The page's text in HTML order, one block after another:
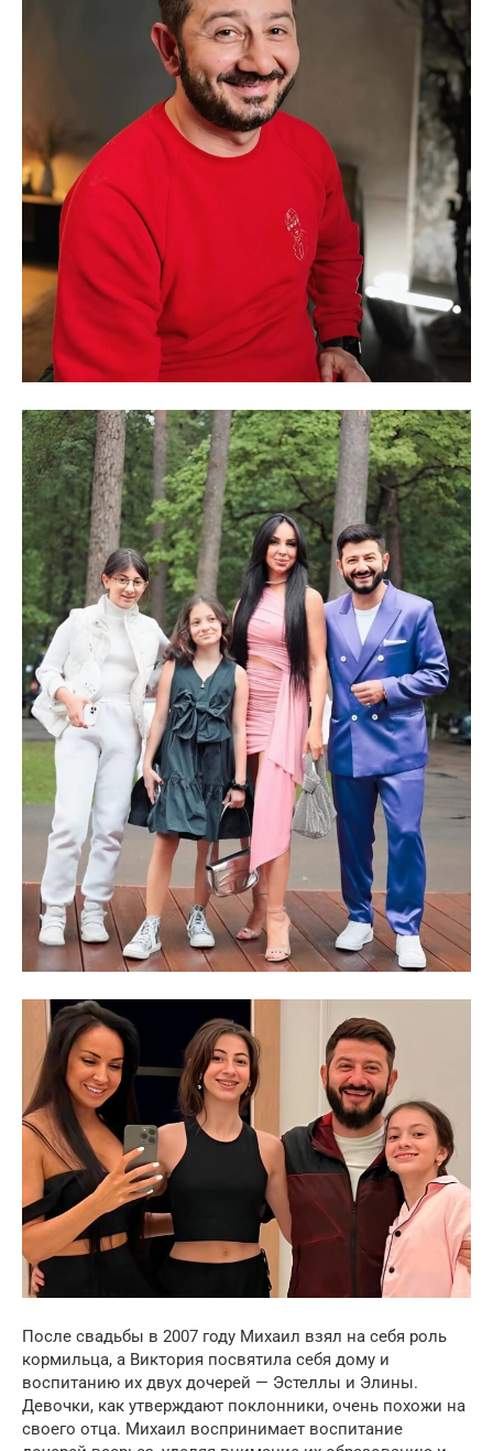
После свадьбы в 2007 году Михаил взял на себя роль
кормильца, а Виктория посвятила себя дому и
воспитанию их двух дочерей — Эстеллы и Элины.
Девочки, как утверждают поклонники, очень похожи на
своего отца. Михаил воспринимает воспитание